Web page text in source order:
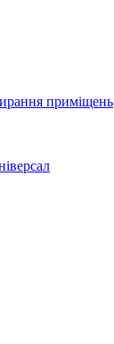
приміщень